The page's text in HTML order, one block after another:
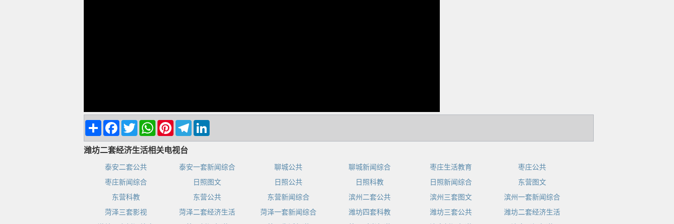
Share FacebookTwitter WhatsAppPinterest Telegram
潍坊二套经济生活相关电视台
泰安二套公共 泰安一套新闻综合 聊城公共 聊城新闻综合 枣庄生活教育
枣庄公共
枣庄新闻综合
日照图文 日照公共 日照科教 日照新闻综合
东营图文
东营科教
东营公共 东营新闻综合 滨州二套公共 滨州三套图文
滨州一套新闻综合
菏泽三套影视
菏泽二套经济生活 菏泽一套新闻综合 潍坊四套科教 潍坊三套公共
潍坊二套经济生活